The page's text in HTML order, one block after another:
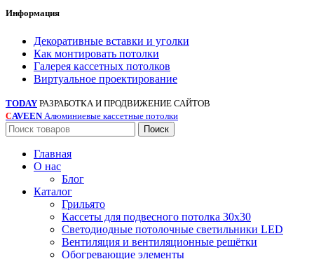
Информация
Декоративные вставки и уголки
Как монтировать потолки
Галерея кассетных потолков
Виртуальное проектирование
TODAY РАЗРАБОТКА И ПРОДВИЖЕНИЕ САЙТОВ
СAVEEN Алюминиевые кассетные потолки
Поиск
Главная
О нас
Блог
Каталог
Грильято
Кассеты для подвесного потолка 30х30
Светодиодные потолочные светильники LED
Вентиляция и вентиляционные решётки
Обогревающие элементы